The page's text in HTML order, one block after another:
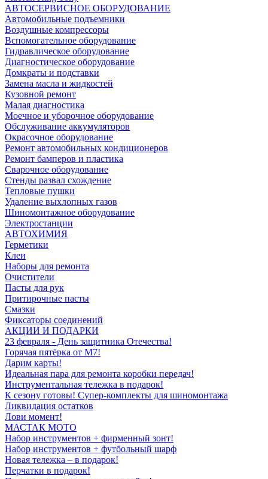
АВТОСЕРВИСНОЕ ОБОРУДОВАНИЕ
Автомобильные подъемники
Воздушные компрессоры
Вспомогательное оборудование
Гидравлическое оборудование
Диагностическое оборудование
Домкраты и подставки
Замена масла и жидкостей
Кузовной ремонт
Малая диагностика
Моечное и уборочное оборудование
Обслуживание аккумуляторов
Окрасочное оборудование
Ремонт автомобильных кондиционеров
Ремонт бамперов и пластика
Сварочное оборудование
Стенды развал схождение
Тепловые пушки
Удаление выхлопных газов
Шиномонтажное оборудование
Электростанции
АВТОХИМИЯ
Герметики
Клеи
Наборы для ремонта
Очистители
Пасты для рук
Притирочные пасты
Смазки
Фиксаторы соединений
АКЦИИ И ПОДАРКИ
23 февраля - День защитника Отечества!
Горячая пятёрка от M7!
Дарим карты!
Идеальная пара для ремонта коробки передач!
Инструментальная тележка в подарок!
К сезону готовы! Супер-комплекты для шиномонтажа
Ликвидация остатков
Лови момент!
МАСТАК МОТО
Набор инструментов + фирменный зонт!
Набор инструментов + футбольный шарф
Новая тележка – в подарок!
Перчатки в подарок!